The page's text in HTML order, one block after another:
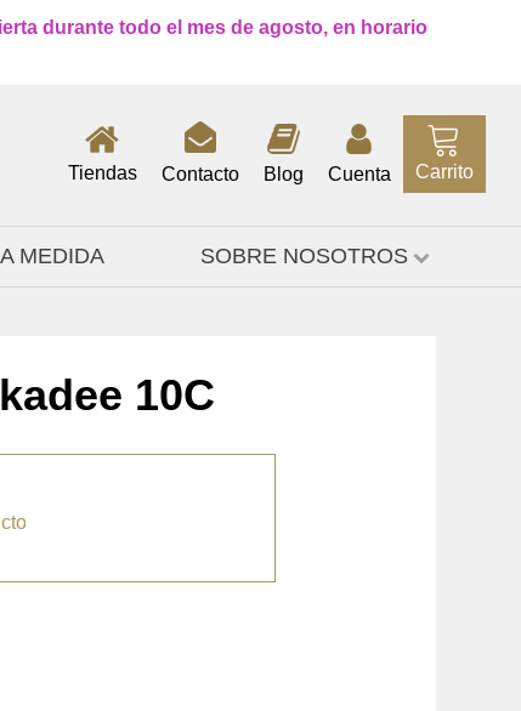
durante todo el mes de agosto, en horario
Tiendas Contacto Blog Cuenta Carrito
A MEDIDA SOBRE NOSOTROS
10C